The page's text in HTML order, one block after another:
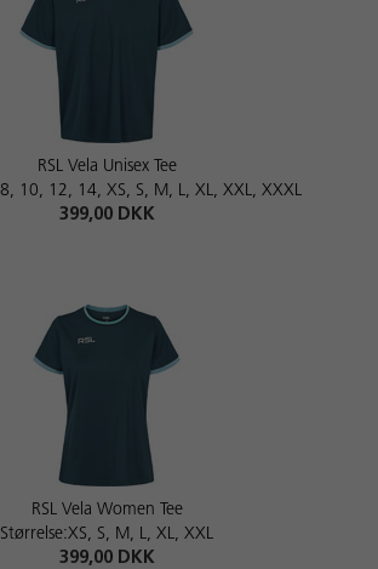
RSL Vela Unisex Tee
10, 12, 14, XS, S, M, L, XL, XXL, XXXL
399,00 DKK
RSL Vela Women Tee
Størrelse:XS, S, M, L, XL, XXL
399,00 DKK